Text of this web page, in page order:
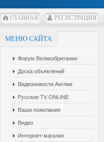
ГЛАВНАЯ РЕГИСТРАЦИЯ
МЕНЮ САЙТА
Форум Великобритании
Доска объявлений
Видеоновости Англии
Русское TV ONLINE
Ваши пожелания
Видео
Интернет-магазин